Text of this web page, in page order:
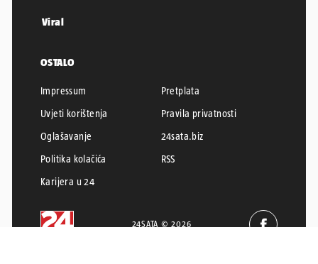
Viral
OSTALO
Impressum
Pretplata
Uvjeti korištenja
Pravila privatnosti
Oglašavanje
24sata.biz
Politika kolačića
RSS
Karijera u 24
24SATA © 2026